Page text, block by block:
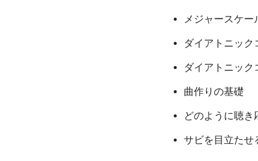
メジャースケー
ダイアトニック
ダイアトニッ
曲作りの基礎
どのように聴
サビを目立た